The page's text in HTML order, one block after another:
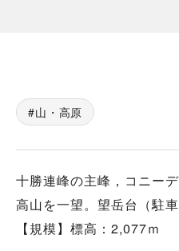
山・高原
十勝連峰の主峰，コニー
高山を一望。望岳台（駐
【規模】標高：2,077ｍ